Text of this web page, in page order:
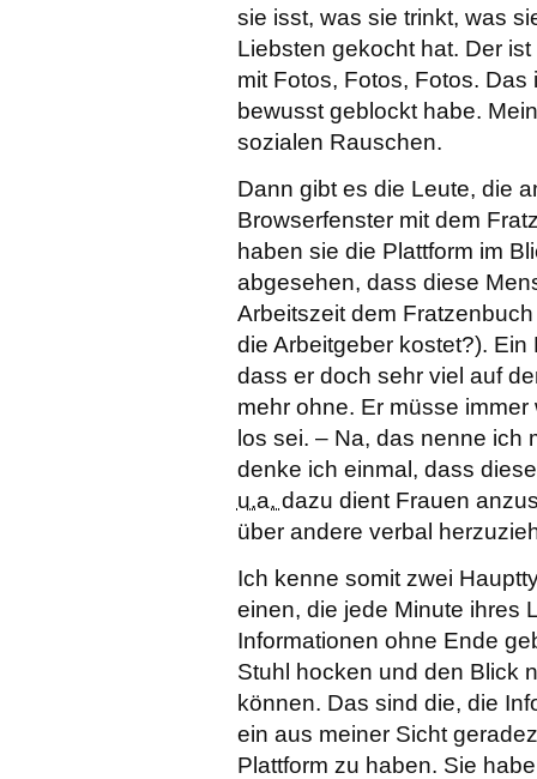
sie isst, was sie trinkt, was
Liebsten gekocht hat. Der
mit Fotos, Fotos, Fotos.
bewusst geblockt habe.
sozialen Rauschen.
Dann gibt es die Leute, die
Browserfenster mit dem
haben sie die Plattform im
abgesehen, dass diese
Arbeitszeit dem
die Arbeitgeber kostet?).
dass er doch sehr viel auf
mehr ohne. Er müsse
los sei. – Na, das nenne ich
denke ich einmal, dass
u.a. dazu dient Frauen
über andere verbal
Ich kenne somit zwei
einen, die jede Minute ihres
Informationen ohne Ende
Stuhl hocken und den Blick
können. Das sind die, die
ein aus meiner Sicht
Plattform zu haben. Sie